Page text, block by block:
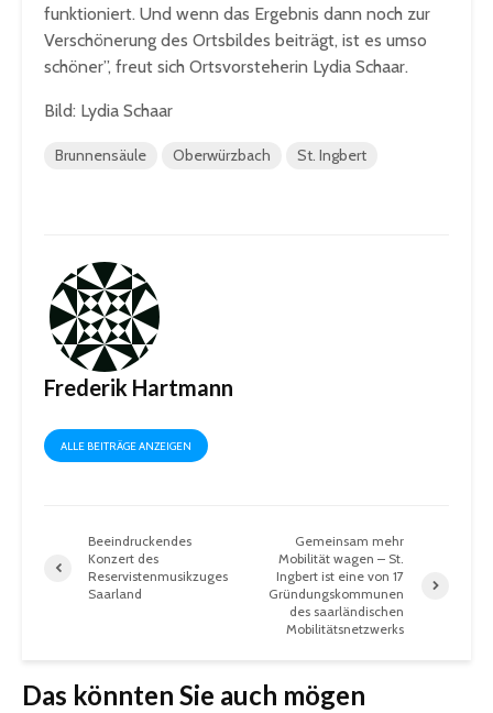
funktioniert. Und wenn das Ergebnis dann noch zur
Verschönerung des Ortsbildes beiträgt, ist es umso
schöner”, freut sich Ortsvorsteherin Lydia Schaar.
Bild: Lydia Schaar
Brunnensäule Oberwürzbach St. Ingbert
Frederik Hartmann
ALLE BEITRÄGE ANZEIGEN
Beeindruckendes
Konzert des
Reservistenmusikzuges
Saarland
Gemeinsam mehr
Mobilität wagen – St.
Ingbert ist eine von 17
Gründungskommunen
des saarländischen
Mobilitätsnetzwerks
Das könnten Sie auch mögen